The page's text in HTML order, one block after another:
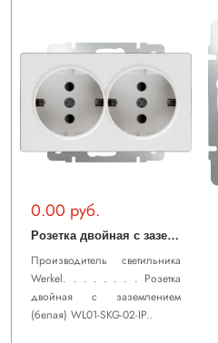
0.00 руб.
Р
озетка двойная с заземлением (белая) WL01-SKG-02-IP20
Производитель светильника
Werkel. . . . . . . . Розетка
двойная с заземлением
(белая) WL01-SKG-02-IP..